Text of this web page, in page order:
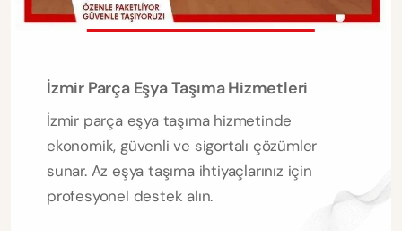
İzmir Parça Eşya Taşıma Hizmetleri
İzmir parça eşya taşıma hizmetinde
ekonomik, güvenli ve sigortalı çözümler
sunar. Az eşya taşıma ihtiyaçlarınız için
profesyonel destek alın.